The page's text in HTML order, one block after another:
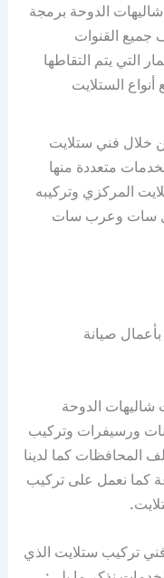
الدوحة برمجة
جميع القنوات
التي يتم التقاطها
الستلايت
خلال فني ستلايت
متعددة منها
المركزي وتركيبه
سات وعرب سات
صيانة
الدوحة
ورسيفرات وتركيب
المحافظات كما لدينا
كما نعمل على تركيب
تركيب ستلايت الذي